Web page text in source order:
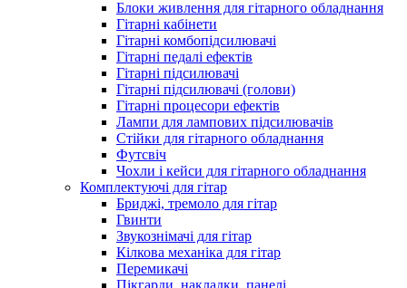
Блоки живлення для гітарного обладнання
Гітарні кабінети
Гітарні комбопідсилювачі
Гітарні педалі ефектів
Гітарні підсилювачі
Гітарні підсилювачі (голови)
Гітарні процесори ефектів
Лампи для лампових підсилювачів
Стійки для гітарного обладнання
Футсвіч
Чохли і кейси для гітарного обладнання
Комплектуючі для гітар
Бриджі, тремоло для гітар
Гвинти
Звукознімачі для гітар
Кілкова механіка для гітар
Перемикачі
Пікгарди, накладки, панелі